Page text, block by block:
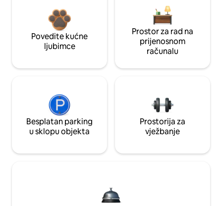
Povedite kućne
ljubimce
Prostor za rad na
prijenosnom
računalu
Besplatan parking
u sklopu objekta
Prostorija za
vježbanje